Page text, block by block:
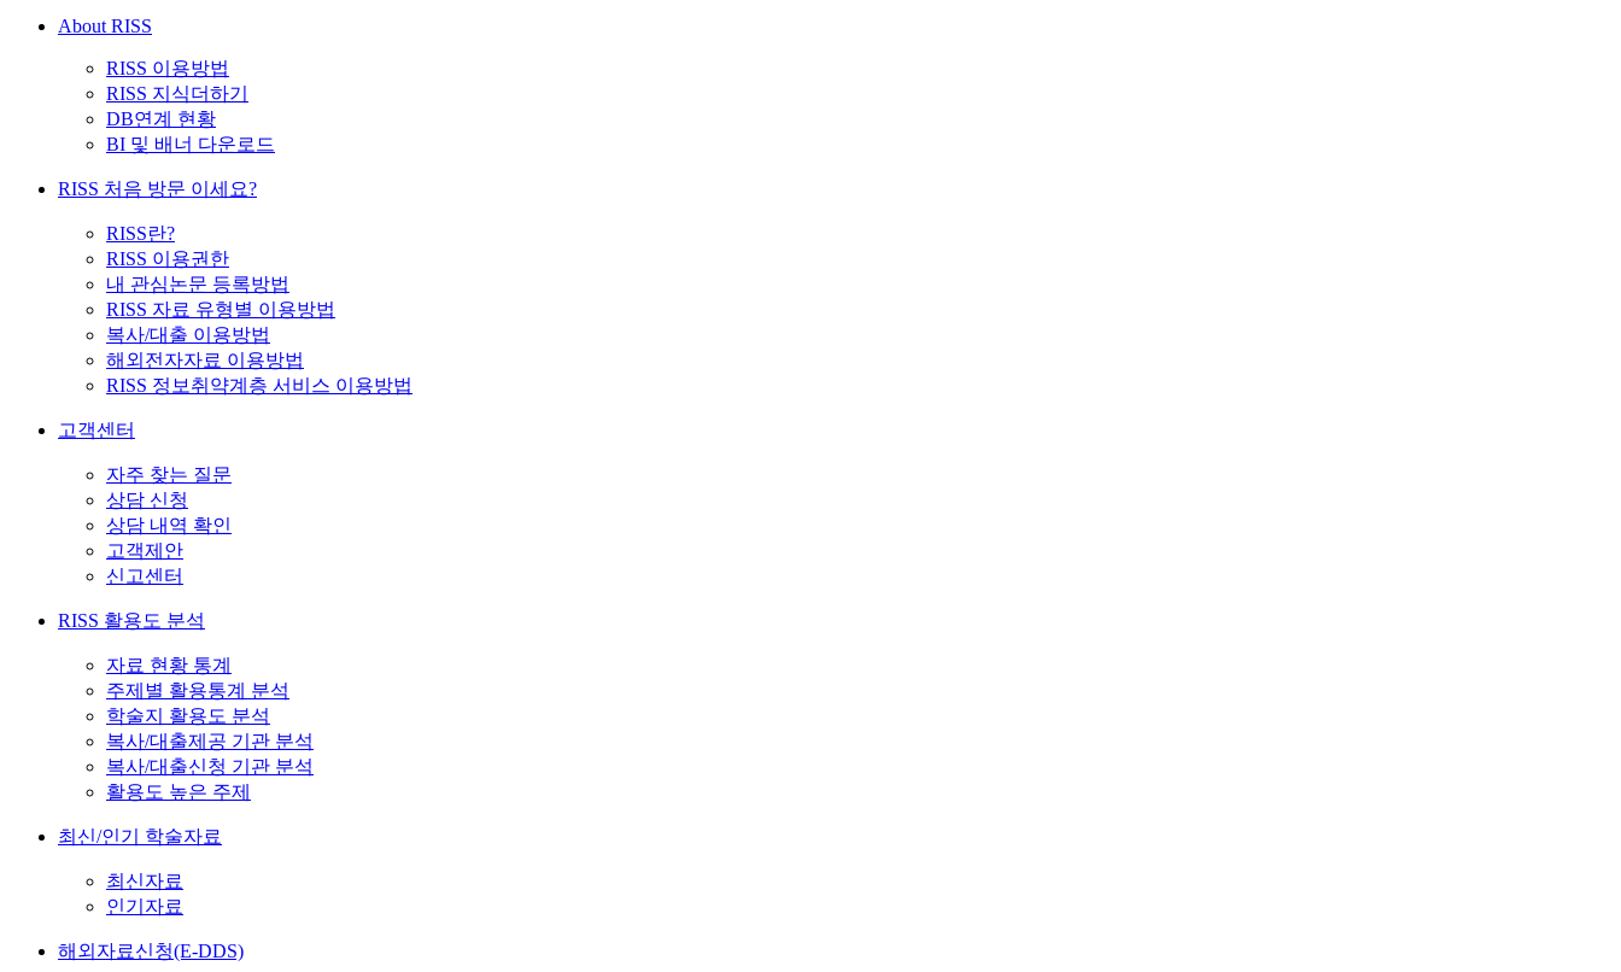
About RISS
RISS 이용방법
RISS 지식더하기
DB연계 현황
BI 및 배너 다운로드
RISS 처음 방문 이세요?
RISS란?
RISS 이용권한
내 관심논문 등록방법
RISS 자료 유형별 이용방법
복사/대출 이용방법
해외전자자료 이용방법
RISS 정보취약계층 서비스 이용방법
고객센터
자주 찾는 질문
상담 신청
상담 내역 확인
고객제안
신고센터
RISS 활용도 분석
자료 현황 통계
주제별 활용통계 분석
학술지 활용도 분석
복사/대출제공 기관 분석
복사/대출신청 기관 분석
활용도 높은 주제
최신/인기 학술자료
최신자료
인기자료
해외자료신청(E-DDS)